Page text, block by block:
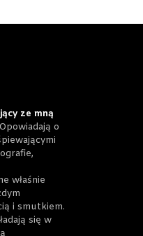
ze mną
o
właśnie
i smutkiem.
się w